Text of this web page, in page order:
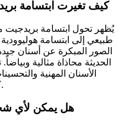
كيف تغيرت ابتسامة
يُظهر تحول ابتسامة بريدجيت
طبيعي إلى ابتسامة
الصور المبكرة عن أسنان
الحديثة محاذاة مثالية
الأسنان المهنية
كمال المشاهير خلال مسيرتها المهنية.
هل يمكن لأي